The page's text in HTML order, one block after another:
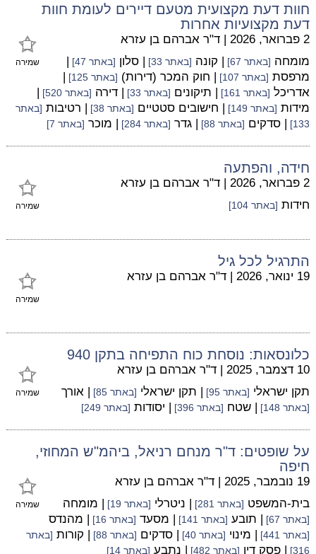
חוות דעת מקצועית מטעם דיירים לעומת חוות
דעת מקצועיות אחרות
שמירה
2 פברואר, 2026 | ד"ר אברהם בן עזרא
מומחה [באתר 67] | קונה [באתר 33] | סלון [באתר 47]
|
מרפסת [באתר 107] | חוק המכר (דירות) [באתר 125]
|
אדריכל [באתר 161] | תיקונים [באתר 33] | דירה [באתר 520]
|
מידות [באתר 149] | חישובים סטטיים [באתר 38] | רטיבות [באתר
133]
| סדקים [באתר 88] | גדר [באתר 284] | מוכר [באתר 7]
חידה, והפתעה
שמירה
2 פברואר, 2026 | ד"ר אברהם בן עזרא
חידות [באתר 104]
התרגיל לכל גיל
שמירה
19 ינואר, 2026 | ד"ר אברהם בן עזרא
כלונסאות: נוסחת כוח התפיחה בתקן 940
שמירה
10 דצמבר, 2025 | ד"ר אברהם בן עזרא
תקן ישראלי [באתר 95] | תקן ישראלי [באתר 85] | אורך
[באתר 148] | שטח [באתר 396] | יסודות [באתר 249]
על שופטים: ד"ר מנחם רניאל, ביהמ"ש המחוזי,
חיפה
שמירה
19 נובמבר, 2025 | ד"ר אברהם בן עזרא
בית-המשפט [באתר 281] | ניטרלי [באתר 19] | מומחה
[באתר 67] | תובע [באתר 141] | מסעד [באתר 16] | מהנדס
[באתר 441] | מינוי [באתר 40] | סדקים [באתר 88] | קורות [באתר
316]
| פסק דין [באתר 482] | נתבע [באתר 14]